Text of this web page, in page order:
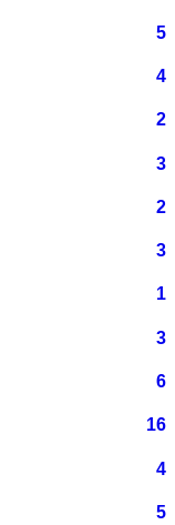
5
4
2
3
2
3
1
3
6
16
4
5